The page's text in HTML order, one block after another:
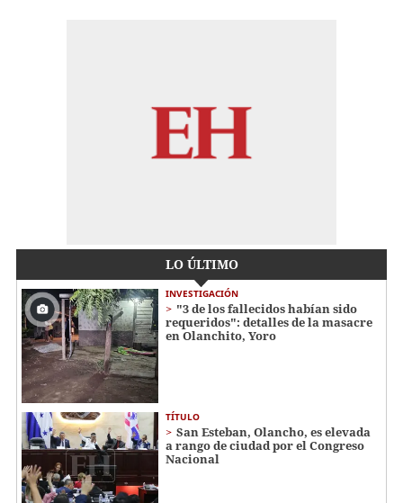
LO ÚLTIMO
INVESTIGACIÓN
"3 de los fallecidos habían sido
requeridos": detalles de la masacre
en Olanchito, Yoro
TÍTULO
San Esteban, Olancho, es elevada
a rango de ciudad por el Congreso
Nacional